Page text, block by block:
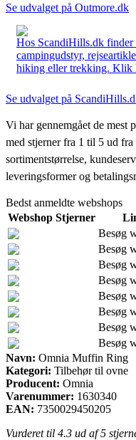
Se udvalget på Outmore.dk
Hos ScandiHills.dk
campingudstyr,
hiking eller trekking. Klik
Se udvalget på
Vi har gennemgået de mest
med stjerner fra 1 til 5 ud fra
sortimentstørrelse,
leveringsformer og
Bedst anmeldte webshops
Webshop Stjerner
Besøg
Besøg
Besøg
Besøg
Besøg
Besøg
Besøg
Besøg
Navn: Omnia Muffin Ring
Kategori: Tilbehør til ovne
Producent: Omnia
Varenummer: 1630340
EAN: 7350029450205
Vurderet til 4.3 ud af 5